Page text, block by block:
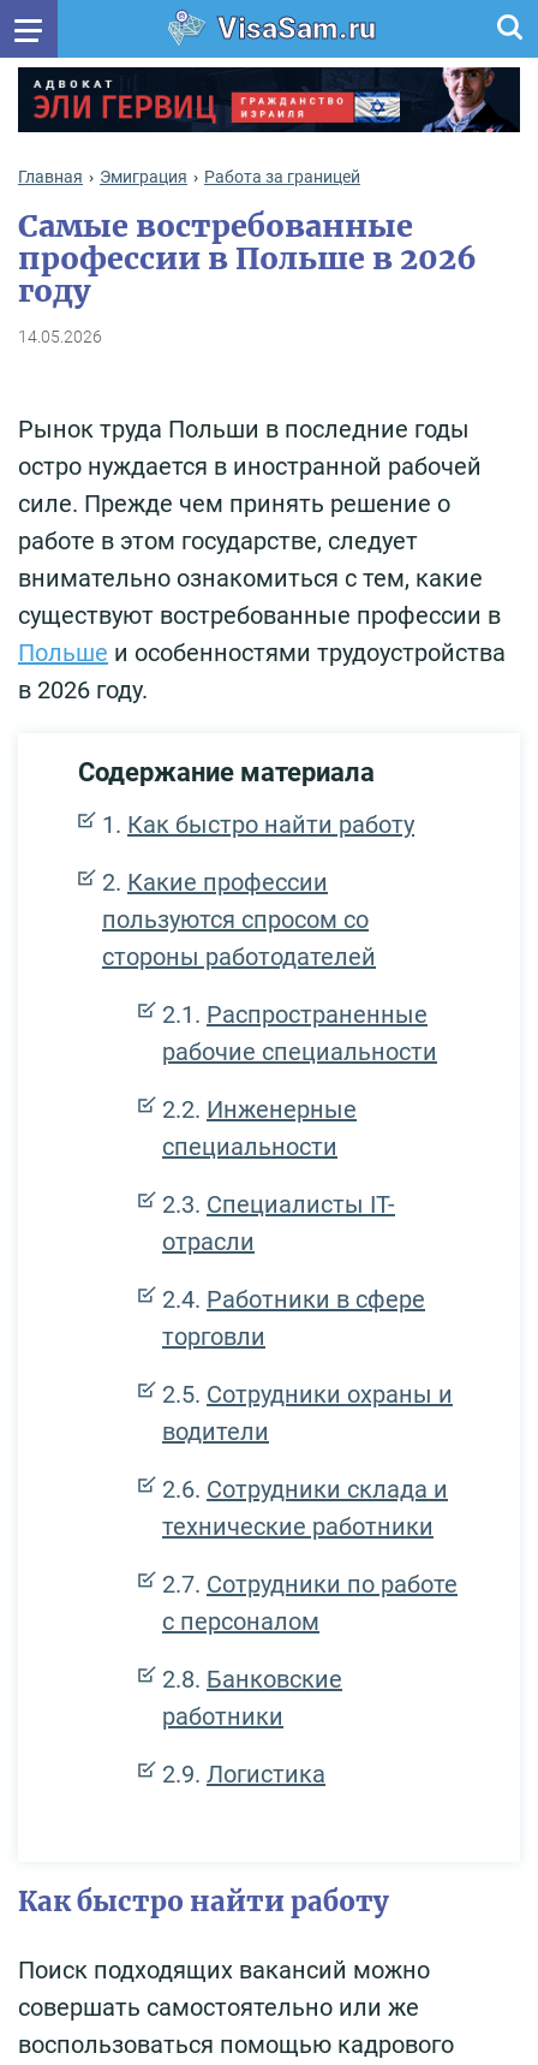
VisaSam.ru
Главная Эмиграция Работа за границей
Самые востребованные
профессии в Польше в 2026
году
14.05.2026
Рынок труда Польши в последние годы
остро нуждается в иностранной рабочей
силе. Прежде чем принять решение о
работе в этом государстве, следует
внимательно ознакомиться с тем, какие
существуют востребованные профессии в
Польше и особенностями трудоустройства
в 2026 году.
Содержание материала
Как быстро найти работу
Какие профессии
пользуются спросом со
стороны работодателей
Распространенные
рабочие специальности
Инженерные
специальности
Специалисты IT-
отрасли
Работники в сфере
торговли
Сотрудники охраны и
водители
Сотрудники склада и
технические работники
Сотрудники по работе
с персоналом
Банковские
работники
Логистика
Как быстро найти работу
Поиск подходящих вакансий можно
совершать самостоятельно или же
воспользоваться помощью кадрового